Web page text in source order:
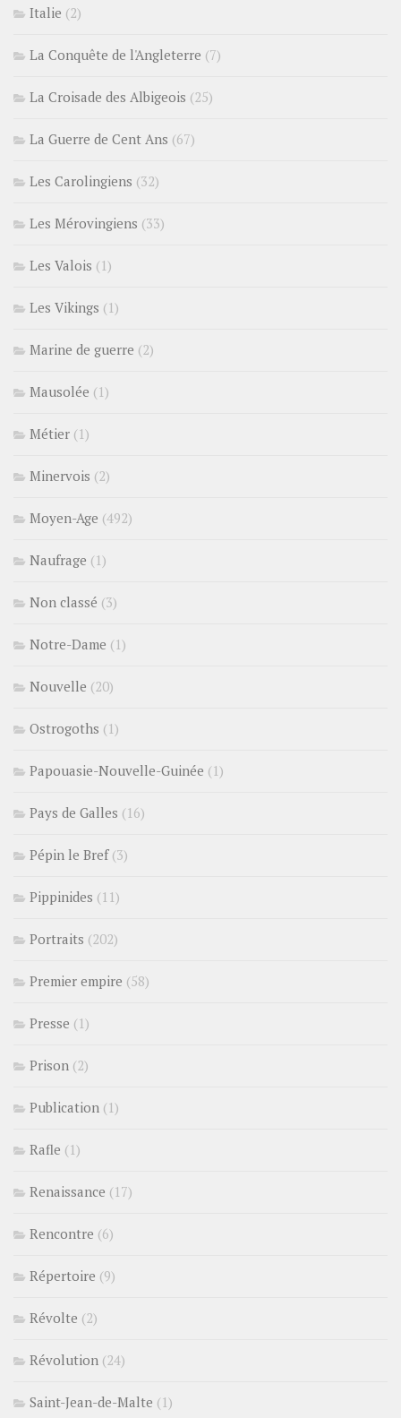
Italie (2)
La Conquête de l'Angleterre (7)
La Croisade des Albigeois (25)
La Guerre de Cent Ans (67)
Les Carolingiens (32)
Les Mérovingiens (33)
Les Valois (1)
Les Vikings (1)
Marine de guerre (2)
Mausolée (1)
Métier (1)
Minervois (2)
Moyen-Age (492)
Naufrage (1)
Non classé (3)
Notre-Dame (1)
Nouvelle (20)
Ostrogoths (1)
Papouasie-Nouvelle-Guinée (1)
Pays de Galles (16)
Pépin le Bref(3)
Pippinides (11)
Portraits (202)
Premier empire (58)
Presse (1)
Prison (2)
Publication (1)
Rafle (1)
Renaissance (17)
Rencontre (6)
Répertoire (9)
Révolte (2)
Révolution (24)
Saint-Jean-de-Malte (1)